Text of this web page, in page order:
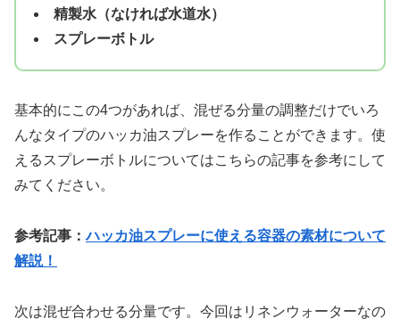
精製水（なければ水道水）
スプレーボトル
基本的にこの4つがあれば、混ぜる分量の調整だけでいろ
んなタイプのハッカ油スプレーを作ることができます。使
えるスプレーボトルについてはこちらの記事を参考にして
みてください。
参考記事：ハッカ油スプレーに使える容器の素材について
解説！
次は混ぜ合わせる分量です。今回はリネンウォーターなの